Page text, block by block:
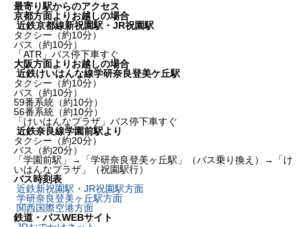
最寄り駅からのアクセス
京都方面よりお越しの場合
近鉄京都線新祝園駅・JR祝園駅
タクシー（約10分）
バス（約10分）
「ATR」バス停下車すぐ
大阪方面よりお越しの場合
近鉄けいはんな線学研奈良登美ケ丘駅
タクシー（約10分）
バス（約10分）
59番系統（約10分）
56番系統（約10分）
「けいはんなプラザ」バス停下車すぐ
近鉄奈良線学園前駅より
タクシー（約20分）
バス（約20分）
「学園前駅」→「学研奈良登美ヶ丘駅」（バス乗り換え）→「け
いはんなプラザ」（祝園駅行）
バス時刻表
近鉄新祝園駅・JR祝園駅方面
学研奈良登美ヶ丘駅方面
関西国際空港方面
鉄道・バスWEBサイト